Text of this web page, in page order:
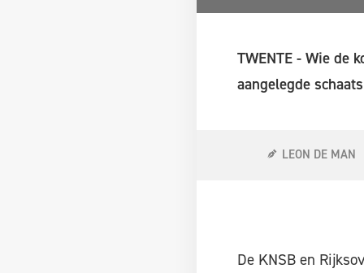
TWENTE - Wie de
aangelegde
LEON DE MAN
De KNSB en